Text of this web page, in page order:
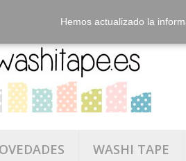
WASHI TAPE
Hemos actualizado la